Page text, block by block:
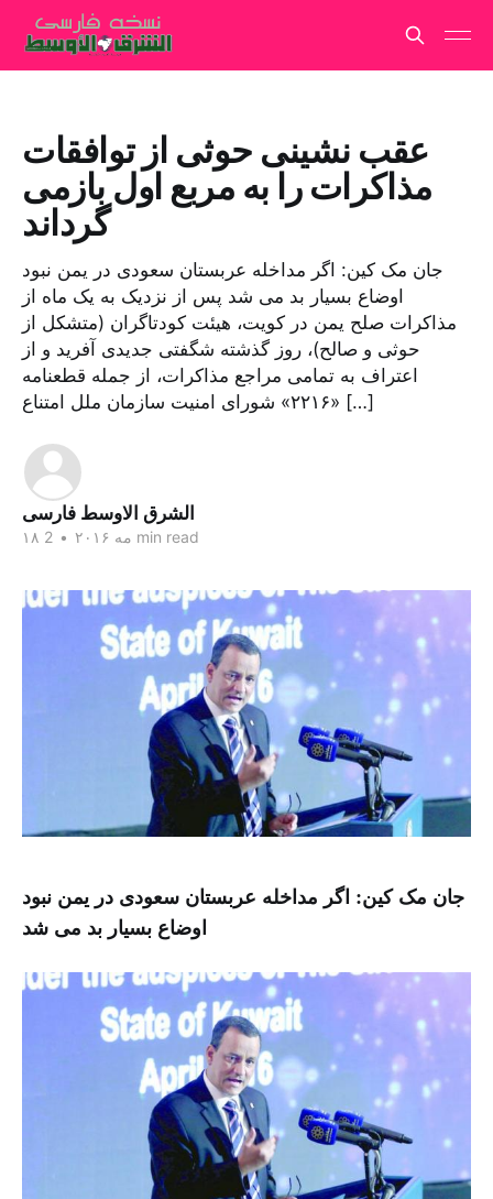
عقب نشینی حوثی از توافقات
مذاکرات را به مربع اول بازمی
گرداند
جان مک کین: اگر مداخله عربستان سعودی در یمن نبود
اوضاع بسیار بد می شد پس از نزدیک به یک ماه از
مذاکرات صلح یمن در کویت، هیئت کودتاگران (متشکل از
حوثی و صالح)، روز گذشته شگفتی جدیدی آفرید و از
اعتراف به تمامی مراجع مذاکرات، از جمله قطعنامه
«۲۲۱۶» شورای امنیت سازمان ملل امتناع […]
الشرق الاوسط فارسی
۱۸ مه ۲۰۱۶ • 2 min read
جان مک کین: اگر مداخله عربستان سعودی در یمن نبود
اوضاع بسیار بد می شد